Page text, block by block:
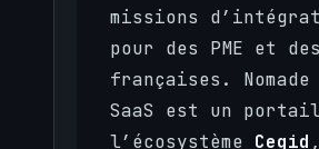
missions
pour des PME et
françaises. Nomade
SaaS est un
l’écosystème Cegid ,